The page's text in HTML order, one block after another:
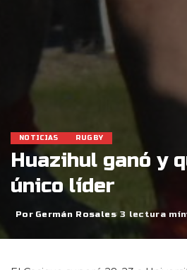
NOTICIAS RUGBY
Huazihul ganó y
único líder
Posted
Por Germán Rosales 3 lectura